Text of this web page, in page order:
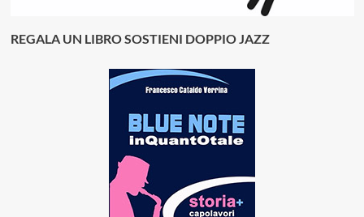
REGALA UN LIBRO SOSTIENI DOPPIO JAZZ